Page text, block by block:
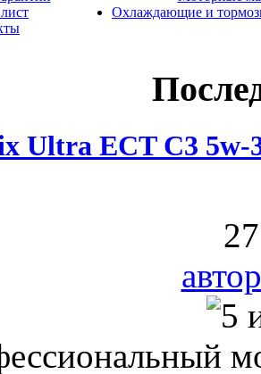
Охлаждающие и
Ultra ECT C3 5w-